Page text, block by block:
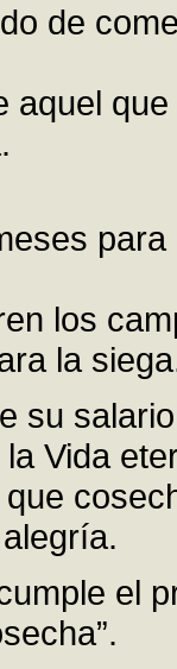
de
aquel
los
la
su salario
Vida
el